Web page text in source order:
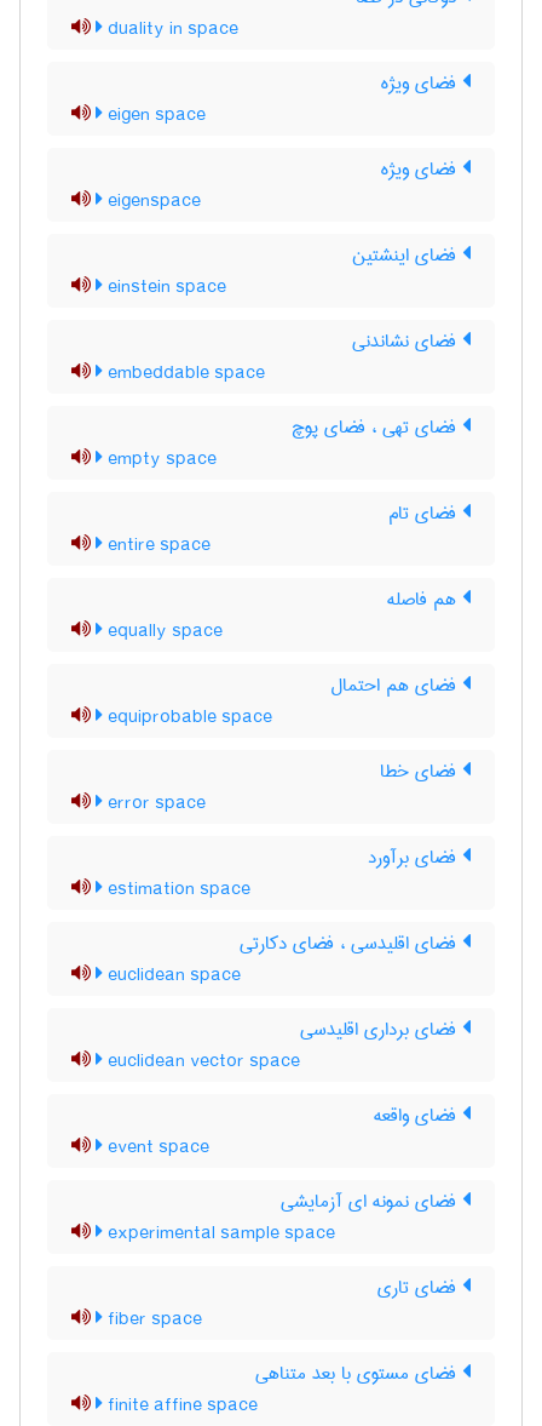
duality in space
فضای ویژه
eigen space
فضای ویژه
eigenspace
فضای اینشتین
einstein space
فضای نشاندنی
embeddable space
فضای تهی ، فضای پوچ
empty space
فضای تام
entire space
هم فاصله
equally space
فضای هم احتمال
equiprobable space
فضای خطا
error space
فضای برآورد
estimation space
فضای اقلیدسی ، فضای دکارتی
euclidean space
فضای برداری اقلیدسی
euclidean vector space
فضای واقعه
event space
فضای نمونه ای آزمایشی
experimental sample space
فضای تاری
fiber space
فضای مستوی با بعد متناهی
finite affine space